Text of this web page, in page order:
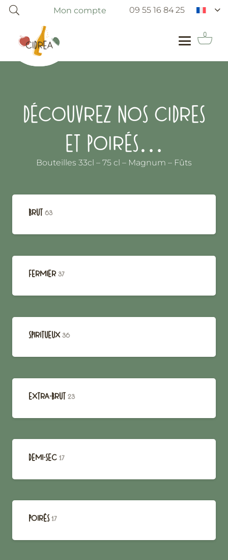
Mon compte 09 55 16 84 25
DÉCOUVREZ NOS CIDRES
ET POIRÉS…
Bouteilles 33cl – 75 cl – Magnum – Fûts
BRUT 63
FERMIER37
SPIRITUEUX36
EXTRA-BRUT 23
DEMI-SEC 17
POIRÉS17